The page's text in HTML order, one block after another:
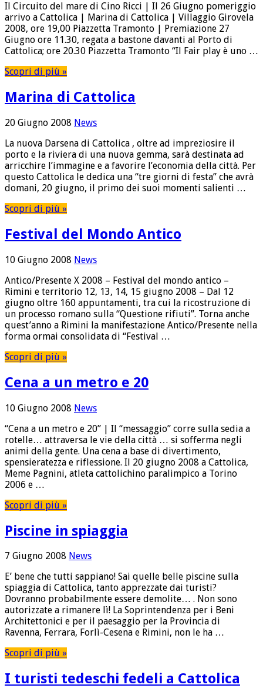
Il Circuito del mare di Cino Ricci | Il 26 Giugno pomeriggio
arrivo a Cattolica | Marina di Cattolica | Villaggio Girovela
2008, ore 19,00 Piazzetta Tramonto | Premiazione 27
Giugno ore 11.30, regata a bastone davanti al Porto di
Cattolica; ore 20.30 Piazzetta Tramonto “Il Fair play è uno …
Scopri di più »
Marina di Cattolica
20 Giugno 2008 News
La nuova Darsena di Cattolica , oltre ad impreziosire il
porto e la riviera di una nuova gemma, sarà destinata ad
arricchire l’immagine e a favorire l’economia della città. Per
questo Cattolica le dedica una “tre giorni di festa” che avrà
domani, 20 giugno, il primo dei suoi momenti salienti …
Scopri di più »
Festival del Mondo Antico
10 Giugno 2008 News
Antico/Presente X 2008 – Festival del mondo antico –
Rimini e territorio 12, 13, 14, 15 giugno 2008 – Dal 12
giugno oltre 160 appuntamenti, tra cui la ricostruzione di
un processo romano sulla “Questione rifiuti”. Torna anche
quest’anno a Rimini la manifestazione Antico/Presente nella
forma ormai consolidata di “Festival …
Scopri di più »
Cena a un metro e 20
10 Giugno 2008 News
“Cena a un metro e 20” | Il “messaggio” corre sulla sedia a
rotelle… attraversa le vie della città … si sofferma negli
animi della gente. Una cena a base di divertimento,
spensieratezza e riflessione. Il 20 giugno 2008 a Cattolica,
Meme Pagnini, atleta cattolichino paralimpico a Torino
2006 e …
Scopri di più »
Piscine in spiaggia
7 Giugno 2008 News
E’ bene che tutti sappiano! Sai quelle belle piscine sulla
spiaggia di Cattolica, tanto apprezzate dai turisti?
Dovranno probabilmente essere demolite… . Non sono
autorizzate a rimanere lì! La Soprintendenza per i Beni
Architettonici e per il paesaggio per la Provincia di
Ravenna, Ferrara, Forlì-Cesena e Rimini, non le ha …
Scopri di più »
I turisti tedeschi fedeli a Cattolica